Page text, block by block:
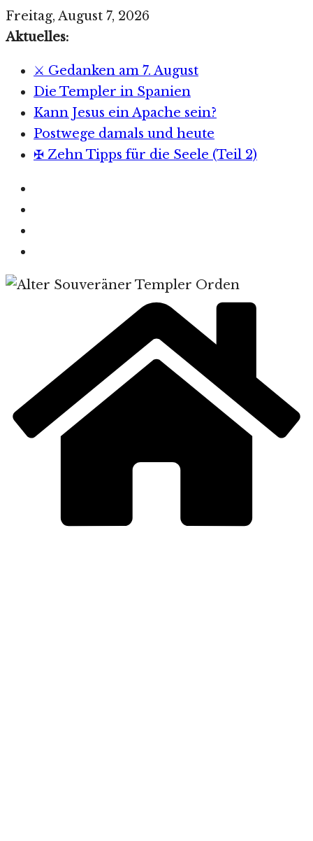
Zum
Inhalt
Freitag, August 7, 2026
Aktuelles:
⚔️ Gedanken am 7. August
Die Templer in Spanien
Kann Jesus ein Apache sein?
Postwege damals und heute
✠ Zehn Tipps für die Seele (Teil 2)